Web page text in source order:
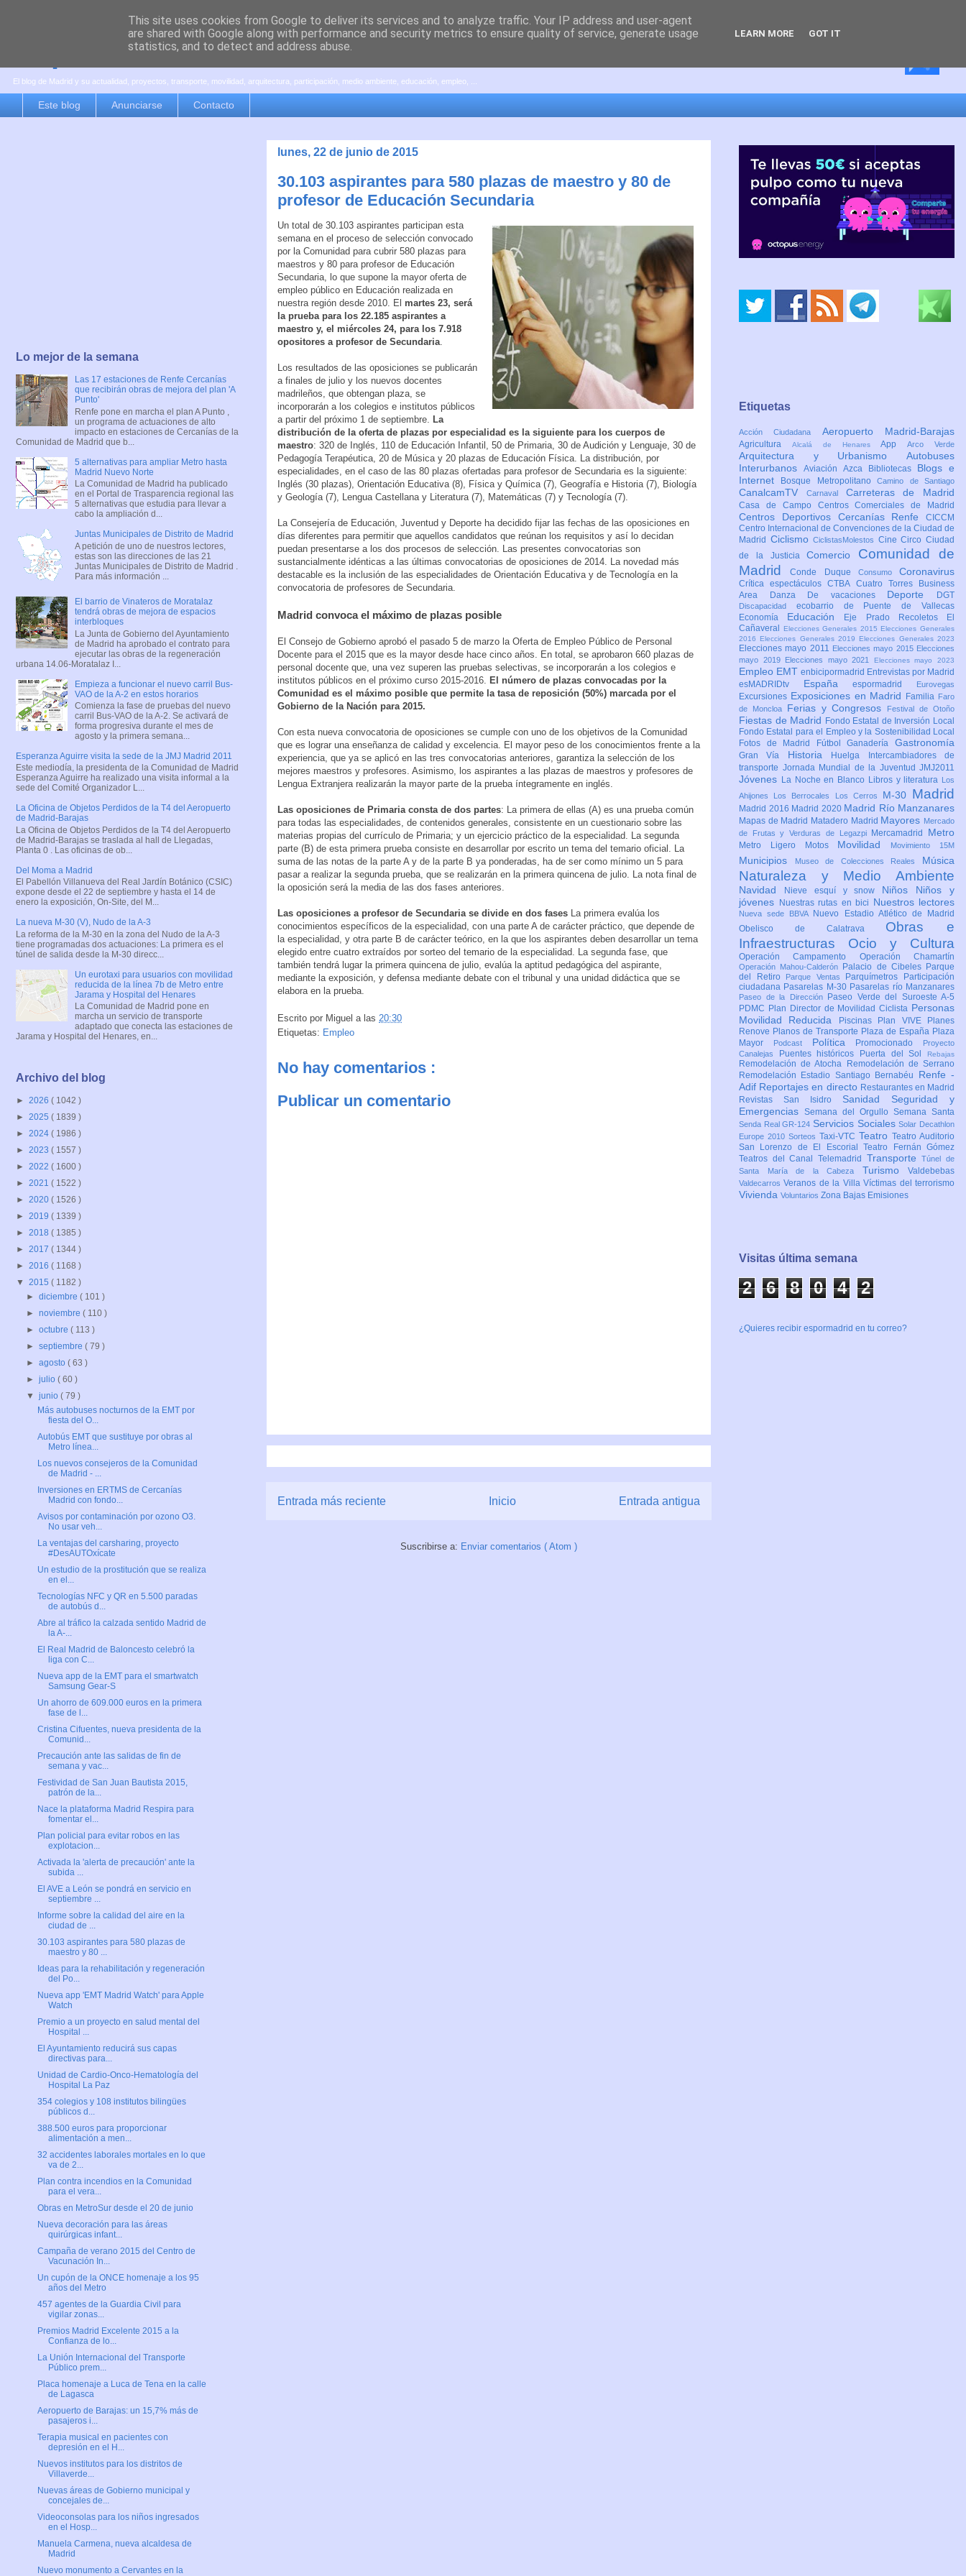
es por madrid
El blog de Madrid y su actualidad, proyectos, transporte, movilidad, arquitectura, participación, medio ambiente, educación, empleo, ...
Este blog Anunciarse Contacto
lunes, 22 de junio de 2015
30.103 aspirantes para 580 plazas de maestro y 80 de
profesor de Educación Secundaria
Un total de 30.103 aspirantes participan esta
semana en el proceso de selección convocado
por la Comunidad para cubrir 580 plazas para
maestros y 80 para profesor de Educación
Secundaria, lo que supone la mayor oferta de
empleo público en Educación realizada en
nuestra región desde 2010. El martes 23, será
la prueba para los 22.185 aspirantes a
maestro y, el miércoles 24, para los 7.918
opositores a profesor de Secundaria
Los resultados de las oposiciones se publicarán
a finales de julio y los nuevos docentes
madrileños, que obtengan plaza, se
incorporarán a los colegios e institutos públicos
a partir del próximo 1 de septiembre.
La
distribución de la oferta de plazas por especialidad es la siguiente para los cuerpos de
maestro: 320 de Inglés, 110 de Educación Infantil, 50 de Primaria, 30 de Audición y Lenguaje, 30 de
Pedagogía Terapéutica, 20 de Música y 20 plazas de Educación Física. La distribución, por
especialidades, en el caso de las 80 plazas ofertadas para profesor de Secundaria es la siguiente:
Inglés (30 plazas), Orientación Educativa (8), Física y Química (7), Geografía e Historia (7), Biología
y Geología (7), Lengua Castellana y Literatura (7), Matemáticas (7) y Tecnología (7).
La Consejería de Educación, Juventud y Deporte ha decidido fijar las fechas de las oposiciones en
días diferentes para permitir que aquellos candidatos que reúnan los requisitos y así lo decidan
puedan presentarse a los dos procesos de selección. Las presentes convocatorias son
sustancialmente idénticas a las últimas convocatorias de oposiciones de 2014. La novedad más
destacable es la inclusión de las especialidades de Orientación Educativa y de Tecnología en la
convocatoria de profesores de Secundaria.
Madrid convoca el máximo de plazas posible
El Consejo de Gobierno aprobó el pasado 5 de marzo la Oferta de Empleo Público de Personal
Docente para el 2015 que es la mayor desde hace cinco años. En total, se aprobaron 660 plazas de
personal docente que, una vez superen las pruebas selectivas, se incorporarán a los colegios e
institutos públicos en el próximo curso 2015-2016.
El número de plazas convocadas por la
Comunidad es el máximo posible que permite la tasa de reposición (50%) marcada por el
Gobierno de la Nación para 2015.
Con esta nueva convocatoria de oposiciones se cumple con uno de los objetivos de la Comunidad
que es lograr una enseñanza de calidad y excelencia. El mayor peso de los conocimientos frente a la
experiencia, que ya se aplicó en las tres convocatorias anteriores, garantiza la selección de los
mejores maestros y profesores. Asimismo, los aspirantes a las plazas de maestros y profesores de
Lengua Extranjera realizarán la mayor parte de la prueba íntegramente en inglés.
Las oposiciones de Primaria consta de dos partes: La primera de ellas (A) es una prueba común
para todas las especialidades, de contenidos generales, consistente en un cuestionario sobre las
materias propias del currículo de Primaria; y un ejercicio práctico de la especialidad. La segunda
parte (B) de esta primera prueba consiste en desarrollar por escrito un tema del temario oficial. La
suma de las notas de la parte A y de la parte B ya ponderadas, ha de ser como mínimo un 5 para
pasar a realizar la segunda prueba, que se realizarán en la primera quincena de julio. La nota final de
la oposición será la media de las dos fases anteriores.
Las oposiciones a profesor de Secundaria se divide en dos fases
La primera evalúa los
conocimientos específicos de la especialidad, con una parte A de carácter práctico, que depende de
la especialidad, y otra parte B de carácter teórico, en la que los aspirantes deben desarrollar un tema
elegido entre cuatro extraídos por sorteo del temario de la especialidad. La segunda fase, que
también tendrá lugar la primera quincena de julio, evalúa la aptitud pedagógica del aspirante,
mediante la exposición, y defensa mediante debate con el tribunal y una unidad didáctica que se
elabora en la prueba.
Escrito por Miguel a las 20:30
Etiquetas: Empleo
No hay comentarios :
Publicar un comentario
Entrada más reciente Entrada antigua
Inicio
Suscribirse a: Enviar comentarios ( Atom )
Lo mejor de la semana
Las 17 estaciones de Renfe Cercanías
que recibirán obras de mejora del plan 'A
Punto'
Renfe pone en marcha el plan A Punto ,
un programa de actuaciones de alto
impacto en estaciones de Cercanías de la
Comunidad de Madrid que b...
5 alternativas para ampliar Metro hasta
Madrid Nuevo Norte
La Comunidad de Madrid ha publicado
en el Portal de Trasparencia regional las
5 alternativas que estudia para llevar a
cabo la ampliación d...
Juntas Municipales de Distrito de Madrid
A petición de uno de nuestros lectores,
estas son las direcciones de las 21
Juntas Municipales de Distrito de Madrid .
Para más información ...
El barrio de Vinateros de Moratalaz
tendrá obras de mejora de espacios
interbloques
La Junta de Gobierno del Ayuntamiento
de Madrid ha aprobado el contrato para
ejecutar las obras de la regeneración
urbana 14.06-Moratalaz I...
Empieza a funcionar el nuevo carril Bus-
VAO de la A-2 en estos horarios
Comienza la fase de pruebas del nuevo
carril Bus-VAO de la A-2. Se activará de
forma progresiva durante el mes de
agosto y la primera semana...
Esperanza Aguirre visita la sede de la JMJ Madrid 2011
Este mediodía, la presidenta de la Comunidad de Madrid
Esperanza Aguirre ha realizado una visita informal a la
sede del Comité Organizador L...
La Oficina de Objetos Perdidos de la T4 del Aeropuerto
de Madrid-Barajas
La Oficina de Objetos Perdidos de la T4 del Aeropuerto
de Madrid-Barajas se traslada al hall de Llegadas,
Planta 0 . Las oficinas de ob...
Del Moma a Madrid
El Pabellón Villanueva del Real Jardín Botánico (CSIC)
expone desde el 22 de septiembre y hasta el 14 de
enero la exposición, On-Site, del M...
La nueva M-30 (V), Nudo de la A-3
La reforma de la M-30 en la zona del Nudo de la A-3
tiene programadas dos actuaciones: La primera es el
túnel de salida desde la M-30 direcc...
Un eurotaxi para usuarios con movilidad
reducida de la línea 7b de Metro entre
Jarama y Hospital del Henares
La Comunidad de Madrid pone en
marcha un servicio de transporte
adaptado que conecta las estaciones de
Jarama y Hospital del Henares, en...
Archivo del blog
► 2026 ( 1042 )
► 2025 ( 1839 )
► 2024 ( 1986 )
► 2023 ( 1557 )
► 2022 ( 1600 )
► 2021 ( 1522 )
► 2020 ( 1526 )
► 2019 ( 1339 )
► 2018 ( 1385 )
► 2017 ( 1344 )
► 2016 ( 1168 )
▼ 2015 ( 1182 )
►diciembre( 101 )
►noviembre( 110 )
►octubre( 113 )
►septiembre( 79 )
►agosto( 63 )
►julio( 60 )
▼junio( 79 )
Más autobuses nocturnos de la EMT por
fiesta del O...
Autobús EMT que sustituye por obras al
Metro línea...
Los nuevos consejeros de la Comunidad
de Madrid - ...
Inversiones en ERTMS de Cercanías
Madrid con fondo...
Avisos por contaminación por ozono O3.
No usar veh...
La ventajas del carsharing, proyecto
#DesAUTOxícate
Un estudio de la prostitución que se realiza
en el...
Tecnologías NFC y QR en 5.500 paradas
de autobús d...
Abre al tráfico la calzada sentido Madrid de
la A-...
El Real Madrid de Baloncesto celebró la
liga con C...
Nueva app de la EMT para el smartwatch
Samsung Gear-S
Un ahorro de 609.000 euros en la primera
fase de l...
Cristina Cifuentes, nueva presidenta de la
Comunid...
Precaución ante las salidas de fin de
semana y vac...
Festividad de San Juan Bautista 2015,
patrón de la...
Nace la plataforma Madrid Respira para
fomentar el...
Plan policial para evitar robos en las
explotacion...
Activada la 'alerta de precaución' ante la
subida ...
El AVE a León se pondrá en servicio en
septiembre ...
Informe sobre la calidad del aire en la
ciudad de ...
30.103 aspirantes para 580 plazas de
maestro y 80 ...
Ideas para la rehabilitación y regeneración
del Po...
Nueva app 'EMT Madrid Watch' para Apple
Watch
Premio a un proyecto en salud mental del
Hospital ...
El Ayuntamiento reducirá sus capas
directivas para...
Unidad de Cardio-Onco-Hematología del
Hospital La Paz
354 colegios y 108 institutos bilingües
públicos d...
388.500 euros para proporcionar
alimentación a men...
32 accidentes laborales mortales en lo que
va de 2...
Plan contra incendios en la Comunidad
para el vera...
Obras en MetroSur desde el 20 de junio
Nueva decoración para las áreas
quirúrgicas infant...
Campaña de verano 2015 del Centro de
Vacunación In...
Un cupón de la ONCE homenaje a los 95
años del Metro
457 agentes de la Guardia Civil para
vigilar zonas...
Premios Madrid Excelente 2015 a la
Confianza de lo...
La Unión Internacional del Transporte
Público prem...
Placa homenaje a Luca de Tena en la calle
de Lagasca
Aeropuerto de Barajas: un 15,7% más de
pasajeros i...
Terapia musical en pacientes con
depresión en el H...
Nuevos institutos para los distritos de
Villaverde...
Nuevas áreas de Gobierno municipal y
concejales de...
Videoconsolas para los niños ingresados
en el Hosp...
Manuela Carmena, nueva alcaldesa de
Madrid
Nuevo monumento a Cervantes en la
Etiquetas
Acción Ciudadana Aeropuerto Madrid-Barajas
Agricultura Alcalá de HenaresAppArco Verde
Arquitectura y Urbanismo Autobuses
Interurbanos Aviación Azca Bibliotecas Blogs e
Internet
Bosque MetropolitanoCamino de Santiago
CanalcamTV Carnaval Carreteras de Madrid
Casa de Campo Centros Comerciales de Madrid
Centros Deportivos Cercanías Renfe CICCM
Centro Internacional de Convenciones de la Ciudad de
Madrid CiclismoCiclistasMolestos CineCircoCiudad
de la JusticiaComercio Comunidad de
MadridConde Duque Consumo Coronavirus
Crítica espectáculosCTBA Cuatro Torres Business
Area
Danza De vacaciones Deporte DGT
Discapacidad ecobarrio de Puente de Vallecas
Economía Educación Eje Prado Recoletos
El
Cañaveral
Elecciones Generales 2015 Elecciones Generales
2016 Elecciones Generales 2019 Elecciones Generales 2023
Elecciones mayo 2011 Elecciones mayo 2015 Elecciones
mayo 2019
Elecciones mayo 2021 Elecciones mayo 2023
Empleo EMT enbicipormadrid Entrevistas por Madrid
esMADRIDtv Españaespormadrid Eurovegas
Excursiones Exposiciones en Madrid Familia Faro
de Moncloa
Ferias y Congresos Festival de Otoño
Fiestas de Madrid Fondo Estatal de Inversión Local
Fondo Estatal para el Empleo y la Sostenibilidad Local
Fotos de Madrid
FútbolGanaderíaGastronomía
Gran Vía Historia Huelga
Intercambiadores de
transporte Jornada Mundial de la Juventud JMJ2011
Jóvenes La Noche en Blanco Libros y literatura
Los
Ahijones
Los Berrocales Los Cerros M-30 Madrid
Madrid 2016 Madrid 2020 Madrid Río Manzanares
Mapas de Madrid Matadero Madrid Mayores Mercado
de Frutas y Verduras de Legazpi
Mercamadrid Metro
Metro Ligero Motos Movilidad Movimiento 15M
Municipios Museo de Colecciones Reales Música
Naturaleza y Medio Ambiente
Navidad Nieve esquí y snow Niños Niños y
jóvenes
Nuestras rutas en bici Nuestros lectores
Nueva sede BBVA
Nuevo Estadio Atlético de Madrid
Obelisco de Calatrava Obras e
Infraestructuras Ocio y Cultura
Operación Campamento Operación Chamartín
Operación Mahou-Calderón Palacio de Cibeles Parque
del Retiro
Parque Ventas Parquímetros
Participación
ciudadana Pasarelas M-30 Pasarelas río Manzanares
Paseo de la Dirección
Paseo Verde del Suroeste A-5
PDMC Plan Director de Movilidad Ciclista Personas
Movilidad Reducida
Piscinas Plan VIVE
Planes
Renove Planos de Transporte Plaza de España Plaza
Mayor
Podcast Política Promocionado
Proyecto
Canalejas
Puentes históricos Puerta del Sol Rebajas
Remodelación de Atocha
Remodelación de Serrano
Remodelación Estadio Santiago Bernabéu Renfe -
Adif Reportajes en directo Restaurantes en Madrid
Revistas San Isidro Sanidad Seguridad y
Emergencias Semana del Orgullo Semana Santa
Senda Real GR-124 Servicios SocialesSolar Decathlon
Europe 2010 Sorteos Taxi-VTC Teatro Teatro Auditorio
San Lorenzo de El EscorialTeatro Fernán Gómez
Teatros del Canal Telemadrid TransporteTúnel de
Santa María de la Cabeza Turismo Valdebebas
ValdecarrosVeranos de la VillaVíctimas del terrorismo
Vivienda Voluntarios Zona Bajas Emisiones
Visitas última semana
2 6 8 0 4 2
¿Quieres recibir espormadrid en tu correo?
This site uses cookies from Google to deliver its services and to analyze traffic. Your IP address and user-agent
are shared with Google along with performance and security metrics to ensure quality of service, generate usage
statistics, and to detect and address abuse.
LEARN MORE GOT IT